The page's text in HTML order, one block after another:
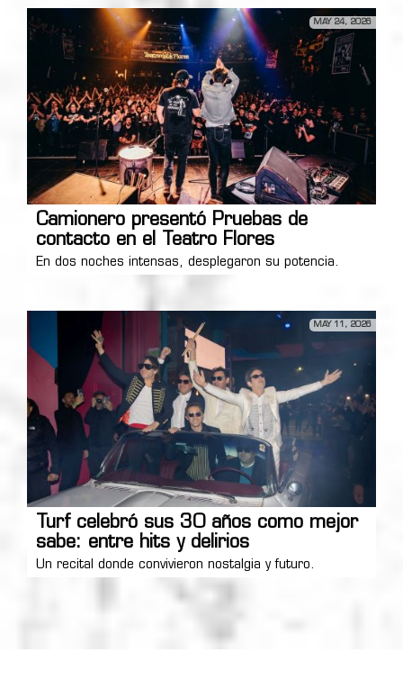
MAY 24, 2026
Camionero presentó Pruebas de
contacto en el Teatro Flores
En dos noches intensas, desplegaron su potencia.
MAY 11, 2026
Turf celebró sus 30 años como mejor
sabe: entre hits y delirios
Un recital donde convivieron nostalgia y futuro.